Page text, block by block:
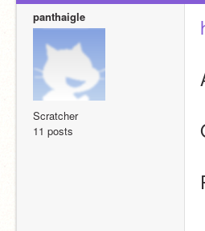
panthaigle
Scratcher
11 posts